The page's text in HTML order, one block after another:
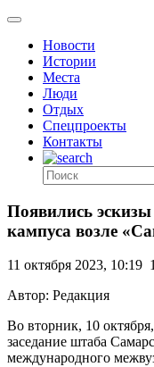
Новости
Истории
Места
Люди
Отдых
Спецпроекты
Контакты
Появились эскизы
кампуса возле
11 октября 2023, 10:19
Автор: Редакция
Во вторник, 10
заседание штаба
международного